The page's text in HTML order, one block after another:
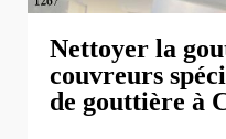
Nettoyer la
couvreurs
de gouttière à